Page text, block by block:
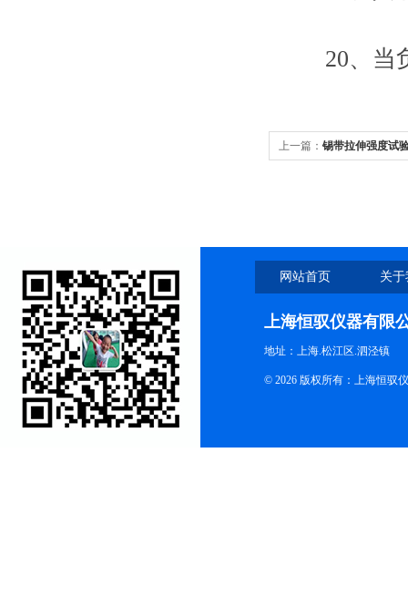
20、当负
上一篇： 锡带拉伸强度试
网站首页 关
上海恒驭仪器有限
地址：上海.松江区.泗泾镇
© 2026 版权所有：上海恒驭